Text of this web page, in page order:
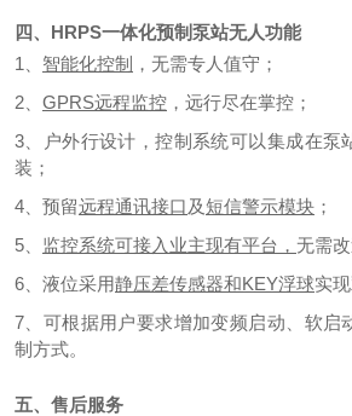
四、HRPS一体化预制泵站无人功能
1、 智能化控制 ，无需专人值守；
2、 GPRS远程监控 ，远行尽在掌控；
3、户外行设计，控制系统可以集成在泵
装；
4、预留远程通讯接口 及短信警示模块 ；
5、 监控系统可接入业主现有平台， 无需改
6、液位采用静压差传感器和KEY浮球实
7、可根据用户要求增加变频启动、软启
制方式。
五、售后服务